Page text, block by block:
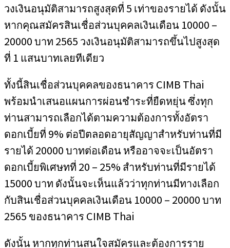
วงเงินอนุมัติสามารถสูงสุดที่ 5 เท่าของรายได้ ดังนั้น
หากคุณสมัครสินเชื่อส่วนบุคคลเงินเดือน 10000 –
20000 บาท 2565 วงเงินอนุมัติสามารถขึ้นไปสูงสุด
ที่ 1 แสนบาทเลยทีเดียว
ทั้งนี้สินเชื่อส่วนบุคคลของธนาคาร CIMB Thai
พร้อมนำเสนอแผนการผ่อนชำระที่ยืดหยุ่น ซึ่งทุก
ท่านสามารถเลือกได้ตามความต้องการทั้งอัตรา
ดอกเบี้ยที่ 9% ต่อปีตลอดอายุสัญญาสำหรับท่านที่มี
รายได้ 20000 บาทต่อเดือน หรืออาจจะเป็นอัตรา
ดอกเบี้ยพิเศษทที่ 20 – 25% สำหรับท่านที่มีรายได้
15000 บาท ดังนั้นจะเห็นแล้วว่าทุกท่านมีทางเลือก
กับสินเชื่อส่วนบุคคลเงินเดือน 10000 – 20000 บาท
2565 ของธนาคาร CIMB Thai
ดังนั้น หากทุกท่านสนใจสมัครและต้องการราย